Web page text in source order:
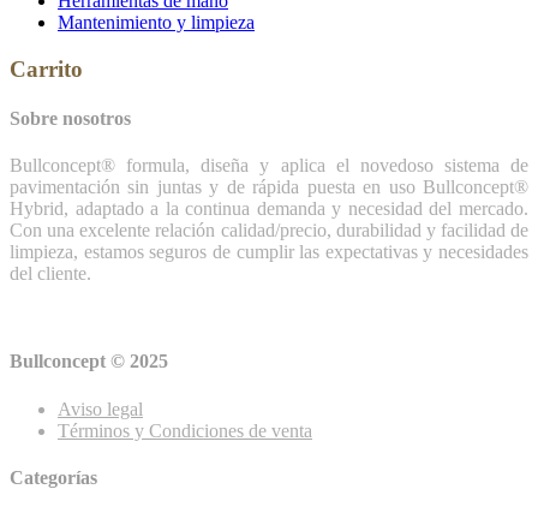
Mantenimiento y limpieza
Carrito
Sobre nosotros
Bullconcept® formula, diseña y aplica el novedoso sistema de
pavimentación sin juntas y de rápida puesta en uso Bullconcept®
Hybrid, adaptado a la continua demanda y necesidad del mercado.
Con una excelente relación calidad/precio, durabilidad y facilidad de
limpieza, estamos seguros de cumplir las expectativas y necesidades
del cliente.
Bullconcept © 2025
Aviso legal
Términos y Condiciones de venta
Categorías